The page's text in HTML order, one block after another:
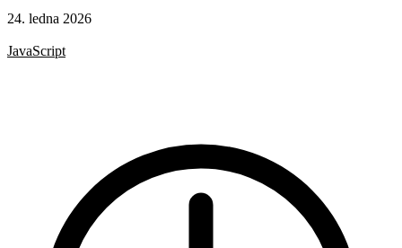
24. ledna 2026
JavaScript